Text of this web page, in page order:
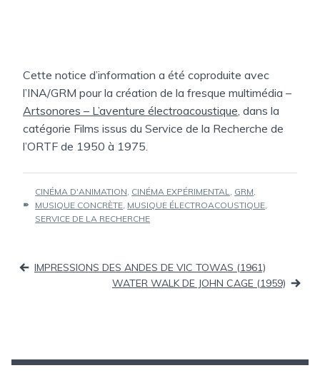
Cette notice d’information a été coproduite avec
l’INA/GRM pour la création de la fresque multimédia –
Artsonores – L’aventure électroacoustique , dans la
catégorie Films issus du Service de la Recherche de
l’ORTF de 1950 à 1975.
ÉTIQUETTES :
CINÉMA D'ANIMATION CINÉMA EXPÉRIMENTAL GRM
MUSIQUE CONCRÈTE MUSIQUE ÉLECTROACOUSTIQUE
SERVICE DE LA RECHERCHE
Navigation
IMPRESSIONS DES ANDES DE VIC TOWAS (1961)
WATER WALK DE JOHN CAGE (1959)